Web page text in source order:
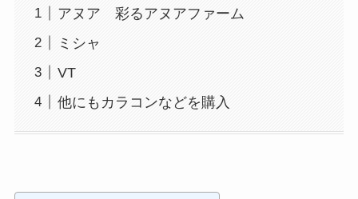
アヌア 彩るアヌアファーム
ミシャ
VT
他にもカラコンなどを購入